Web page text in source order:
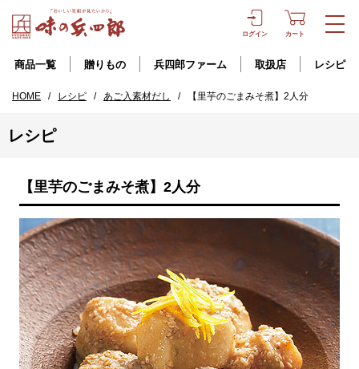
ログイン カート
商品一覧 贈りもの 兵四郎ファーム 取扱店 レシピ
HOME / レシピ / あご入素材だし / 【里芋のごまみそ煮】2人分
レシピ
【里芋のごまみそ煮】2人分